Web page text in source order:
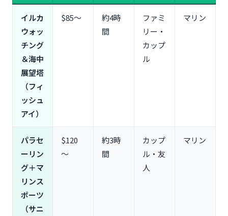
学生・卒業旅行向け｜コスパ重視のおすすめ
【エリア別】タモン・南部・北部のおすすめスポッ
ト＆ツアー
タモン地区（ホテルエリア）｜送迎なしでも参加し
やすい
ピティ・アガニア湾（中部）｜マリンスポーツの聖
地
南部エリア｜自然と歴史を感じるエリア
【季節別】乾季・雨季のおすすめツアーと注意点
乾季（12月〜5月）｜ベストシーズンの楽しみ方
雨季（6月〜11月）｜スコール対策と楽しみ方
グアムオプショナルツアーの予約方法と注意点
おすすめの予約サイト比較（VELTRA/JTB/HIS/現地
予約）
早割・キャンペーンでお得に予約するコツ
イルカ
ウォッ
チング
＆海中
展望塔
（フィ
ッシュ
アイ）
$85〜
約4時
間
ファミ
リー・
カップ
ル
マリン
パラセ
ーリン
グ＋マ
リンス
ポーツ
（サニ
$120
〜
約3時
間
カップ
ル・友
人
マリン